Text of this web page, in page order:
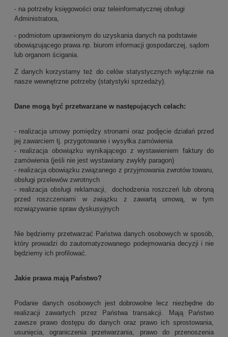
- na potrzeby księgowości oraz teleinformatycznej obsługi
Administratora,
- podmiotom uprawnionym do uzyskania danych na podstawie
obowiązującego prawa np. biurom informacji gospodarczej, sądom
lub organom ścigania.
Z danych korzystamy też do celów statystycznych wyłącznie na
nasze wewnętrzne potrzeby (statystyki sprzedaży).
Dane mogą być przetwarzane w następujących celach:
- realizacja umowy pomiędzy stronami oraz podjęcie działań przed
jej zawarciem tj. przygotowanie i wysyłka zamówienia
- realizacja obowiązku wynikającego z wystawieniem faktury do
zamówienia (jeśli nie jest wystawiany zwykły paragon)
- realizacja obowiązku związanego z przyjmowania zwrotów towaru,
obsługi przelewów zwrotnych
- realizacja obsługi reklamacji, dochodzenia roszczeń lub obroną
przed roszczeniami w związku z zawartą umową, w tym
rozwiązywanie spraw dyskusyjnych
Nie będziemy przetwarzać Państwa danych osobowych w sposób,
który prowadzi do zautomatyzowanego podejmowania decyzji i nie
będziemy ich profilować.
Jakie prawa mają Państwo?
Podanie danych osobowych jest dobrowolne lecz niezbędne do
realizacji zawartych przez Państwa transakcji. Mają Państwo
zawsze prawo dostępu do danych oraz prawo ich sprostowania,
usunięcia, ograniczenia przetwarzania, prawo do przenoszenia